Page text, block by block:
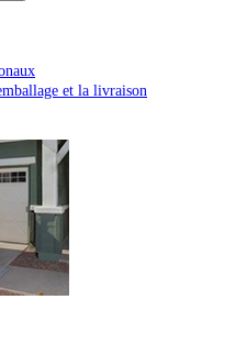
et la livraison